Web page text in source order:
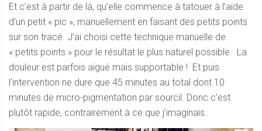
Et c’est à partir de là, qu’elle commence à tatouer à l’aide
d’un petit « pic », manuellement en faisant des petits points
sur son tracé. J’ai choisi cette technique manuelle de
« petits points » pour le résultat le plus naturel possible. La
douleur est parfois aiguë mais supportable ! Et puis
l’intervention ne dure que 45 minutes au total dont 10
minutes de micro-pigmentation par sourcil. Donc c’est
plutôt rapide, contrairement à ce que j’imaginais.